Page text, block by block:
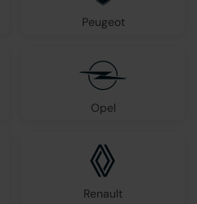
Peugeot
Opel
Renault